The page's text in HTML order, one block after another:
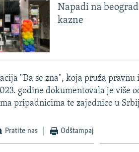
Napadi na
kazne
"Da se zna", koja pruža pravnu
godine dokumentovala je više
pripadnicima te zajednice u
Pratite nas Odštampaj